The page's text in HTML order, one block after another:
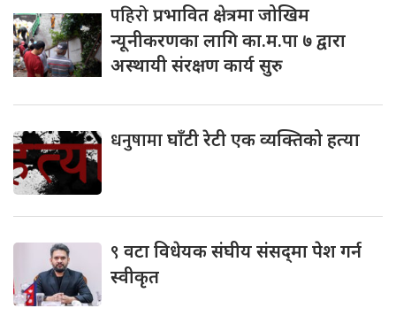
पहिरोप्रभावित क्षेत्रमा जोखिम
न्यूनीकरणका लागि का.म.पा ७ द्वारा
अस्थायी संरक्षण कार्य सुरु
धनुषामाघाँटी रेटी एक व्यक्तिको हत्या
९ वटा विधेयक संघीय संसद्‌मा पेश गर्न
स्वीकृत